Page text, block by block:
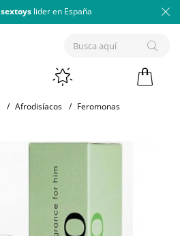
sextoys lider en España
/ Afrodisíacos / Feromonas